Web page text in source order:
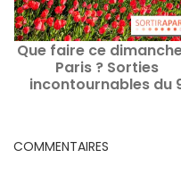
Que faire ce
Paris ? Sorties
incontournables du
COMMENTAIRES